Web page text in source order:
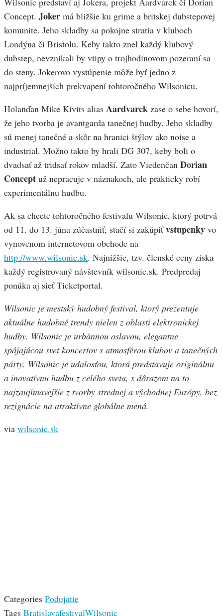
Concept. Joker má bližšie ku grime a britskej dubstepovej
komunite. Jeho skladby sa pokojne stratia v kluboch
Londýna či Bristolu. Keby takto znel každý klubový
dubstep, nevznikali by vtipy o trojhodinovom pozeraní sa
do steny. Jokerovo vystúpenie môže byť jedno z
najpríjemnejších prekvapení tohtoročného Wilsonicu.
Holanďan Mike Kivits alias Aardvarck zase o sebe hovorí,
že jeho tvorba je avantgarda tanečnej hudby. Jeho skladby
sú menej tanečné a skôr na hranici štýlov ako noise a
industrial. Možno takto by hrali DG 307, keby boli o
dvadsať až tridsať rokov mladší. Zato Viedenčan Dorian
Concept už nepracuje v náznakoch, ale prakticky robí
experimentálnu hudbu.
Ak sa chcete tohtoročného festivalu Wilsonic, ktorý potrvá
od 11. do 13. júna zúčastniť, stačí si zakúpiťvstupenky vo
vynovenom internetovom obchode na
http://www.wilsonic.sk. Najnižšie, tzv. členské ceny získa
každý registrovaný návštevník wilsonic.sk. Predpredaj
ponúka aj sieť Ticketportal.
Wilsonic je mestský hudobný festival, ktorý prezentuje
aktuálne hudobné trendy nielen z oblasti elektronickej
hudby. Wilsonic je urbánnou oslavou, elegantne
spájajúcou svet koncertov s atmosférou klubov a tanečných
párty. Wilsonic je udalosťou, ktorá predstavuje originálnu
a inovatívnu hudbu z celého sveta, s dôrazom na to
najzaujímavejšie z tvorby strednej a východnej Európy, bez
rezignácie na atraktívne globálne mená.
via wilsonic.sk
Categories Podujatie
Tags BratislavafestivalWilsonic